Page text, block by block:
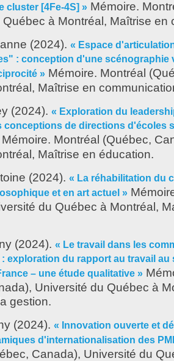
cluster [4Fe-4S] » Mémoire.
à Montréal, Maîtrise en
(2024). « Espace
: conception d'une scénographie
» Mémoire. Montréal
Maîtrise en
(2024). « Exploration du
conceptions de directions d'écoles
Mémoire. Montréal (Québec,
Maîtrise en éducation.
(2024). « La réhabilitation du
et en art actuel »
du Québec à Montréal,
(2024). « Le travail dans les
exploration du rapport au travail au
– une étude qualitative »
Université du Québec à
gestion.
(2024). « Innovation ouverte et
d'internationalisation des
Canada), Université du